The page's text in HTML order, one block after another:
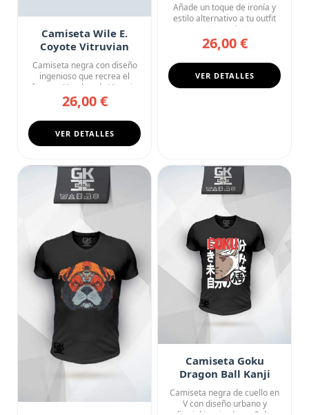
Camiseta Wile E.
Coyote Vitruvian
Looney Tunes Art
Camiseta negra con diseño
ingenioso que recrea el
famoso Hombre de Vitruvio
d...
26,00 €
VER DETALLES
Añade un toque de ironía y
estilo alternativo a tu outfit
con esta camiseta n...
26,00 €
VER DETALLES
Camiseta Goku
Dragon Ball Kanji
Street Style
Camiseta negra de cuello en
V con diseño urbano y